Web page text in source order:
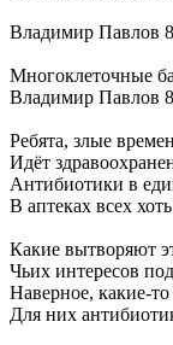
Владимир Павлов
Многоклеточные
Владимир Павлов 8
Ребята, злые
Идёт
Антибиотики в
В аптеках всех
Какие вытворяют
Чьих интересов
Наверное, какие-
Для них